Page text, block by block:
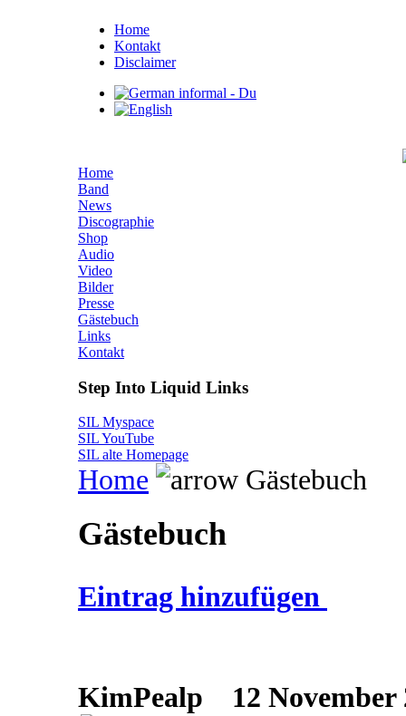
Home
Kontakt
Disclaimer
Home
Band
News
Discographie
Shop
Audio
Video
Bilder
Presse
Gästebuch
Links
Kontakt
Step Into Liquid Links
SIL Myspace
SIL YouTube
SIL alte Homepage
Home Gästebuch
Gästebuch
Eintrag hinzufügen
KimPealp 12 November